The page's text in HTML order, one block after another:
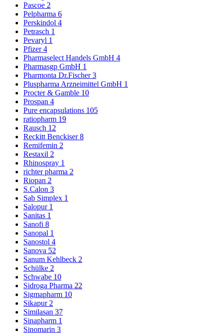
Pascoe 2
Pelpharma 6
Perskindol 4
Petrasch 1
Pevaryl 1
Pfizer4
Pharmaselect Handels GmbH 4
Pharmasgp GmbH 1
Pharmonta Dr.Fischer3
Pluspharma Arzneimittel GmbH 1
Procter & Gamble 10
Prospan 4
Pure encapsulations 105
ratiopharm 19
Rausch 12
Reckitt Benckiser8
Remifemin 2
Restaxil 2
Rhinospray 1
richter pharma 2
Riopan 2
S.Calon 3
Sab Simplex 1
Salopur 1
Sanitas 1
Sanofi 8
Sanopal 1
Sanostol 4
Sanova 52
Sanum Kehlbeck 2
Schülke 2
Schwabe 10
Sidroga Pharma 22
Sigmapharm 10
Sikapur 2
Similasan 37
Sinapharm 1
Sinomarin 3